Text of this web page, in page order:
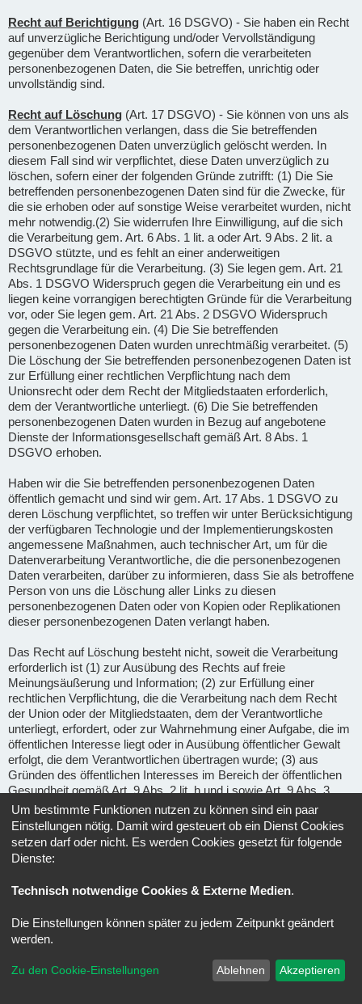
Recht auf Berichtigung (Art. 16 DSGVO) - Sie haben ein Recht
auf unverzügliche Berichtigung und/oder Vervollständigung
gegenüber dem Verantwortlichen, sofern die verarbeiteten
personenbezogenen Daten, die Sie betreffen, unrichtig oder
unvollständig sind.
Recht auf Löschung (Art. 17 DSGVO) - Sie können von uns als
dem Verantwortlichen verlangen, dass die Sie betreffenden
personenbezogenen Daten unverzüglich gelöscht werden. In
diesem Fall sind wir verpflichtet, diese Daten unverzüglich zu
löschen, sofern einer der folgenden Gründe zutrifft: (1) Die Sie
betreffenden personenbezogenen Daten sind für die Zwecke, für
die sie erhoben oder auf sonstige Weise verarbeitet wurden, nicht
mehr notwendig.(2) Sie widerrufen Ihre Einwilligung, auf die sich
die Verarbeitung gem. Art. 6 Abs. 1 lit. a oder Art. 9 Abs. 2 lit. a
DSGVO stützte, und es fehlt an einer anderweitigen
Rechtsgrundlage für die Verarbeitung. (3) Sie legen gem. Art. 21
Abs. 1 DSGVO Widerspruch gegen die Verarbeitung ein und es
liegen keine vorrangigen berechtigten Gründe für die Verarbeitung
vor, oder Sie legen gem. Art. 21 Abs. 2 DSGVO Widerspruch
gegen die Verarbeitung ein. (4) Die Sie betreffenden
personenbezogenen Daten wurden unrechtmäßig verarbeitet. (5)
Die Löschung der Sie betreffenden personenbezogenen Daten ist
zur Erfüllung einer rechtlichen Verpflichtung nach dem
Unionsrecht oder dem Recht der Mitgliedstaaten erforderlich,
dem der Verantwortliche unterliegt. (6) Die Sie betreffenden
personenbezogenen Daten wurden in Bezug auf angebotene
Dienste der Informationsgesellschaft gemäß Art. 8 Abs. 1
DSGVO erhoben.
Haben wir die Sie betreffenden personenbezogenen Daten
öffentlich gemacht und sind wir gem. Art. 17 Abs. 1 DSGVO zu
deren Löschung verpflichtet, so treffen wir unter Berücksichtigung
der verfügbaren Technologie und der Implementierungskosten
angemessene Maßnahmen, auch technischer Art, um für die
Datenverarbeitung Verantwortliche, die die personenbezogenen
Daten verarbeiten, darüber zu informieren, dass Sie als betroffene
Person von uns die Löschung aller Links zu diesen
personenbezogenen Daten oder von Kopien oder Replikationen
dieser personenbezogenen Daten verlangt haben.
Das Recht auf Löschung besteht nicht, soweit die Verarbeitung
erforderlich ist (1) zur Ausübung des Rechts auf freie
Meinungsäußerung und Information; (2) zur Erfüllung einer
rechtlichen Verpflichtung, die die Verarbeitung nach dem Recht
der Union oder der Mitgliedstaaten, dem der Verantwortliche
unterliegt, erfordert, oder zur Wahrnehmung einer Aufgabe, die im
öffentlichen Interesse liegt oder in Ausübung öffentlicher Gewalt
erfolgt, die dem Verantwortlichen übertragen wurde; (3) aus
Gründen des öffentlichen Interesses im Bereich der öffentlichen
Gesundheit gemäß Art. 9 Abs. 2 lit. h und i sowie Art. 9 Abs. 3
DSGVO; (4) für im öffentlichen Interesse liegende Archivzwecke,
wissenschaftliche oder historische Forschungszwecke oder für
statistische Zwecke gem. Art. 89 Abs. 1 DSGVO, soweit das
unter Abschnitt a) genannte Recht voraussichtlich die
Verwirklichung der Ziele dieser Verarbeitung unmöglich macht
Ausübung oder Verteidigung von Rechtsansprüchen.
Recht auf Einschränkung der Verarbeitung(Art. 18 DSGVO) -
Unter den folgenden Voraussetzungen können Sie die
Einschränkung der Verarbeitung der Sie betreffenden
personenbezogenen Daten verlangen: wenn Sie die Richtigkeit
Um bestimmte Funktionen nutzen zu können sind ein paar
Einstellungen nötig. Damit wird gesteuert ob ein Dienst Cookies
setzen darf oder nicht. Es werden Cookies gesetzt für folgende
Dienste:
Technisch notwendige Cookies & Externe Medien.
Die Einstellungen können später zu jedem Zeitpunkt geändert
werden.
Zu den Cookie-Einstellungen Ablehnen Akzeptieren